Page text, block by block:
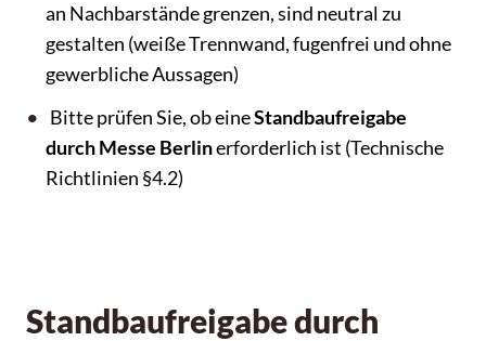
an Nachbarstände grenzen, sind neutral zu
gestalten (weiße Trennwand, fugenfrei und ohne
gewerbliche Aussagen)
Bitte prüfen Sie, ob eineStandbaufreigabe
durch Messe Berlinerforderlich ist (Technische
Richtlinien §4.2)
Standbaufreigabe durch